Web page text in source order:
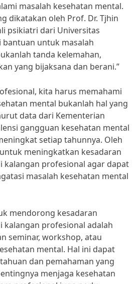
masalah kesehatan mental.
dikatakan oleh Prof. Dr. Tjhin
psikiatri dari Universitas
bantuan untuk masalah
tanda kelemahan,
yang bijaksana dan berani.”
kita harus memahami
mental bukanlah hal yang
data dari Kementerian
gangguan kesehatan mental
setiap tahunnya. Oleh
meningkatkan kesadaran
kalangan profesional agar dapat
masalah kesehatan mental
mendorong kesadaran
kalangan profesional adalah
seminar, workshop, atau
mental. Hal ini dapat
dan pemahaman yang
menjaga kesehatan